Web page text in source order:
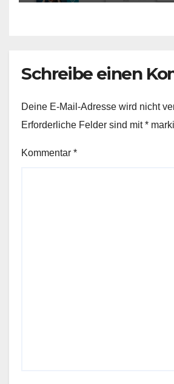
Schreibe einen
Deine E-Mail-Adresse wird nicht
Erforderliche Felder sind mit*
Kommentar *